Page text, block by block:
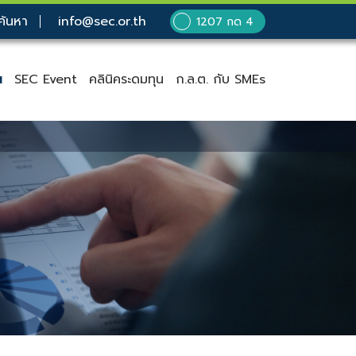
นหา info@sec.or.th 1207 กด 4
SEC Event คลินิคระดมทุน ก.ล.ต. กับ SMEs